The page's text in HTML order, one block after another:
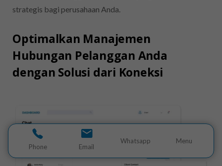
Phone Email
Whatsapp Menu
strategis bagi perusahaan Anda.
Optimalkan Manajemen
Hubungan Pelanggan Anda
dengan Solusi dari Koneksi